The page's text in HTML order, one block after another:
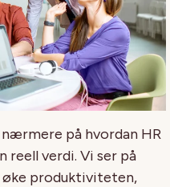
på hvordan HR
reell verdi. Vi ser på
øke produktiviteten,